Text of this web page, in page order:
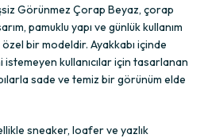
Görünmez Çorap Beyaz, çorap
pamuklu yapı ve günlük kullanım
bir modeldir. Ayakkabı içinde
kullanıcılar için tasarlanan
sade ve temiz bir görünüm elde
sneaker, loafer ve yazlık